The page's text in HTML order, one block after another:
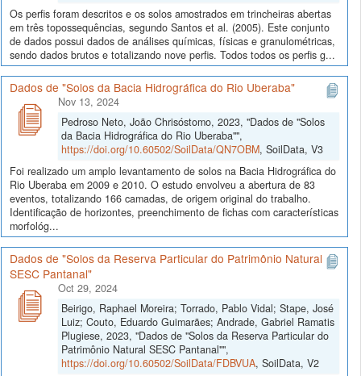
Os perfis foram descritos e os solos amostrados em trincheiras abertas
em três topossequências, segundo Santos et al. (2005). Este conjunto
de dados possui dados de análises químicas, físicas e granulométricas,
sendo dados brutos e totalizando nove perfis. Todos todos os perfis g...
Dados de "Solos da Bacia Hidrográfica do Rio Uberaba"
Nov 13, 2024
Pedroso Neto, João Chrisóstomo, 2023, "Dados de "Solos
da Bacia Hidrográfica do Rio Uberaba"",
https://doi.org/10.60502/SoilData/QN7OBM, SoilData, V3
Foi realizado um amplo levantamento de solos na Bacia Hidrográfica do
Rio Uberaba em 2009 e 2010. O estudo envolveu a abertura de 83
eventos, totalizando 166 camadas, de origem original do trabalho.
Identificação de horizontes, preenchimento de fichas com características
morfológ...
Dados de "Solos da Reserva Particular do Patrimônio Natural
SESC Pantanal"
Oct 29, 2024
Beirigo, Raphael Moreira; Torrado, Pablo Vidal; Stape, José
Luiz; Couto, Eduardo Guimarães; Andrade, Gabriel Ramatis
Plugiese, 2023, "Dados de "Solos da Reserva Particular do
Patrimônio Natural SESC Pantanal"",
https://doi.org/10.60502/SoilData/FDBVUA, SoilData, V2